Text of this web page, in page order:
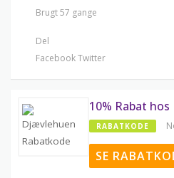
Brugt 57 gange
Del
FacebookTwitter
10% Rabat
RABATKODE
SE